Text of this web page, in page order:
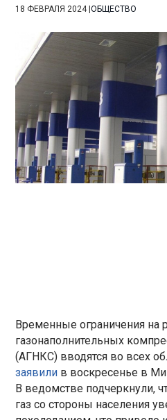
18 ФЕВРАЛЯ 2024|ОБЩЕСТВО
Временные ограничения на
газонаполнительных
(АГНКС) вводятся во всех
заявили в воскресенье в
В ведомстве подчеркнули,
газ со стороны населения